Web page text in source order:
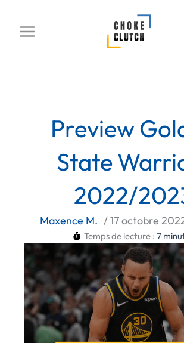
contenu
Preview
State
2022/
Maxence M. /17 octobre
Temps de lecture : 7